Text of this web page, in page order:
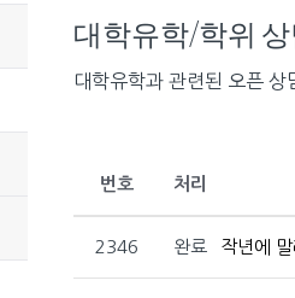
대학유학/학위
대학유학과 관련된 오픈
번호 처리
2346 완료 작년에